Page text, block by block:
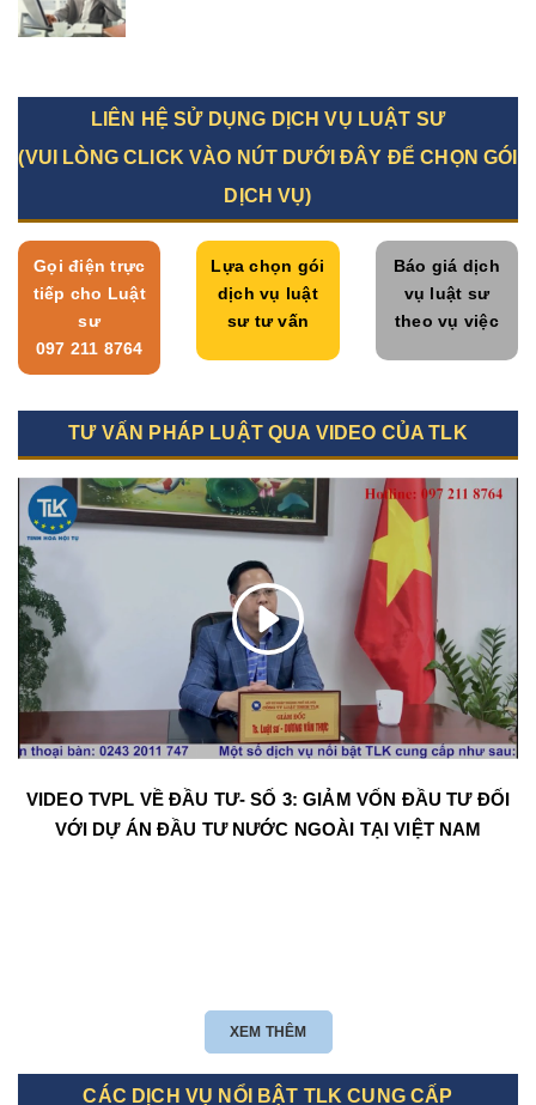
LIÊN HỆ SỬ DỤNG DỊCH VỤ LUẬT SƯ
(VUI LÒNG CLICK VÀO NÚT DƯỚI ĐÂY ĐỂ CHỌN GÓI
DỊCH VỤ)
Gọi điện trực
tiếp cho Luật
sư
097 211 8764
Lựa chọn gói
dịch vụ luật
sư tư vấn
Báo giá dịch
vụ luật sư
theo vụ việc
TƯ VẤN PHÁP LUẬT QUA VIDEO CỦA TLK
VIDEO TVPL VỀ ĐẦU TƯ- SỐ 3: GIẢM VỐN ĐẦU TƯ ĐỐI
VỚI DỰ ÁN ĐẦU TƯ NƯỚC NGOÀI TẠI VIỆT NAM
XEM THÊM
CÁC DỊCH VỤ NỔI BẬT TLK CUNG CẤP